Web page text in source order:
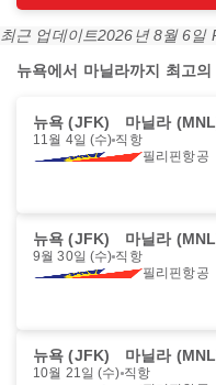
최근 업데이트2026년 8월 6일
뉴욕에서 마닐라까지 최고
뉴욕 (JFK) 마닐라
11월 4일 (수) 직항
필리핀항공
뉴욕 (JFK) 마닐라
9월 30일 (수) 직항
필리핀항공
뉴욕 (JFK) 마닐라
10월 21일 (수) 직항